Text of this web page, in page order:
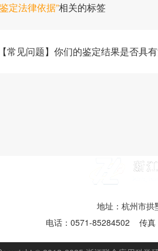
定法律依据”相关的标签
【常见问题】你们的鉴定结果是否具
地址：杭州市拱
电话：0571-85284502 传